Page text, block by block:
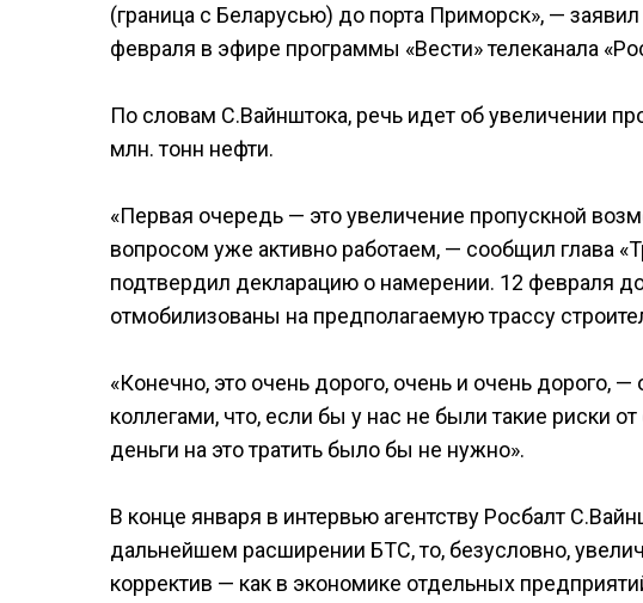
(граница с Беларусью) до порта Приморск», —
февраля в эфире программы «Вести» телеканала
По словам С.Вайнштока, речь идет об увеличении
млн. тонн нефти.
«Первая очередь — это увеличение пропускной
вопросом уже активно работаем, — сообщил глава
подтвердил декларацию о намерении. 12 февраля
отмобилизованы на предполагаемую трассу
«Конечно, это очень дорого, очень и очень дорого,
коллегами, что, если бы у нас не были такие риски
деньги на это тратить было бы не нужно».
В конце января в интервью агентству Росбалт
дальнейшем расширении БТС, то, безусловно,
корректив — как в экономике отдельных